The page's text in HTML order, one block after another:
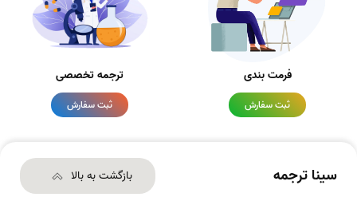
فرمت بندی
ثبت سفارش
ترجمه تخصصی
ثبت سفارش
سینا ترجمه بازگشت به بالا